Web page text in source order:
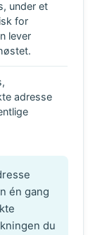
under et
for
lever
adresse
én gang
du